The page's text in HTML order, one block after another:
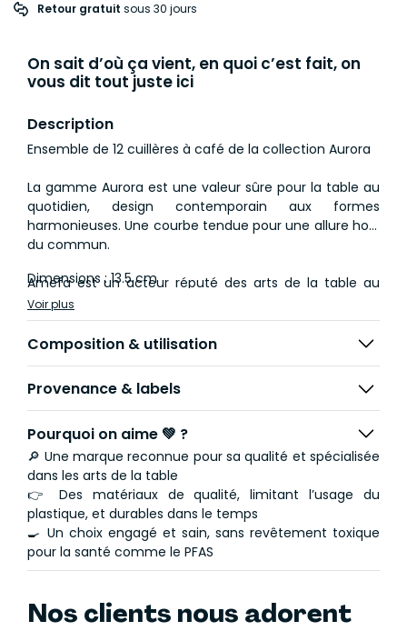
Retour gratuit sous 30 jours
On sait d’où ça vient, en quoi c’est fait, on
vous dit tout juste ici
Description
Ensemble de 12 cuillères à café de la collection Aurora
La gamme Aurora est une valeur sûre pour la table au
quotidien, design contemporain aux formes
harmonieuses. Une courbe tendue pour une allure hors
du commun.
Amefa est un acteur réputé des arts de la table au
niveau international. Depuis 1931, Amefa applique les
meilleurs standards de qualité pour que ses couverts,
couteaux et accessoires de table s'inscrivent dans la
Dimensions : 13.5 cm
Voir plus
Composition & utilisation
Provenance & labels
Pourquoi on aime 💚 ?
🔎 Une marque reconnue pour sa qualité et spécialisée
dans les arts de la table
👉 Des matériaux de qualité, limitant l’usage du
plastique, et durables dans le temps
🍳 Un choix engagé et sain, sans revêtement toxique
pour la santé comme le PFAS
Nos clients nous adorent